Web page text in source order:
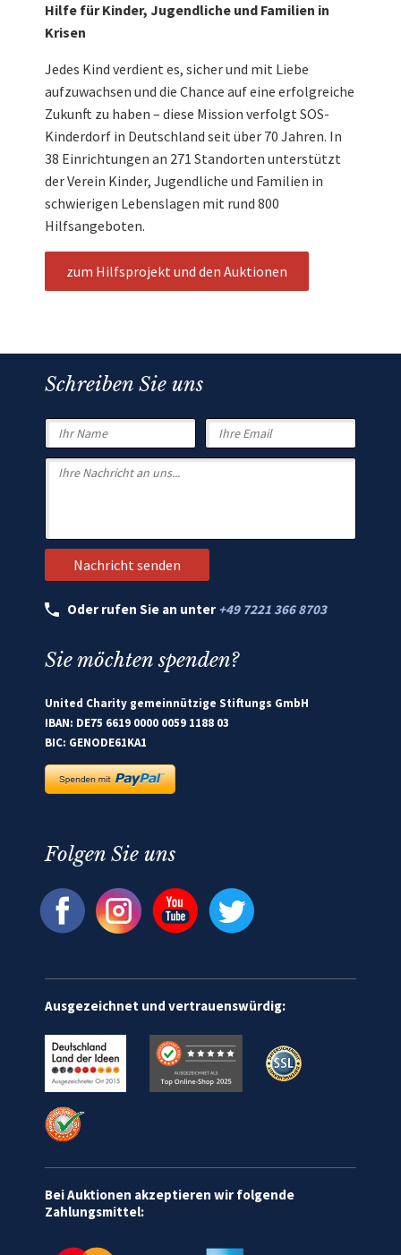
Hilfe für Kinder, Jugendliche und Familien in
Krisen
Jedes Kind verdient es, sicher und mit Liebe
aufzuwachsen und die Chance auf eine erfolgreiche
Zukunft zu haben – diese Mission verfolgt SOS-
Kinderdorf in Deutschland seit über 70 Jahren. In
38 Einrichtungen an 271 Standorten unterstützt
der Verein Kinder, Jugendliche und Familien in
schwierigen Lebenslagen mit rund 800
Hilfsangeboten.
zum Hilfsprojekt und den Auktionen
Schreiben Sie uns
Oder rufen Sie an unter +49 7221 366 8703
Sie möchten spenden?
United Charity gemeinnützige Stiftungs GmbH
IBAN: DE75 6619 0000 0059 1188 03
BIC: GENODE61KA1
Folgen Sie uns
Ausgezeichnet und vertrauenswürdig:
Bei Auktionen akzeptieren wir folgende
Zahlungsmittel: